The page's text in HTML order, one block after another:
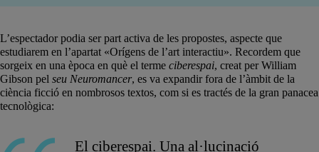
L’espectador podia ser part activa de les propostes, aspecte que
estudiarem en l’apartat «Orígens de l’art interactiu». Recordem que
sorgeix en una època en què el terme ciberespai, creat per William
Gibson pel seu Neuromancer, es va expandir fora de l’àmbit de la
ciència ficció en nombrosos textos, com si es tractés de la gran panacea
tecnològica:
El ciberespai. Una al·lucinació